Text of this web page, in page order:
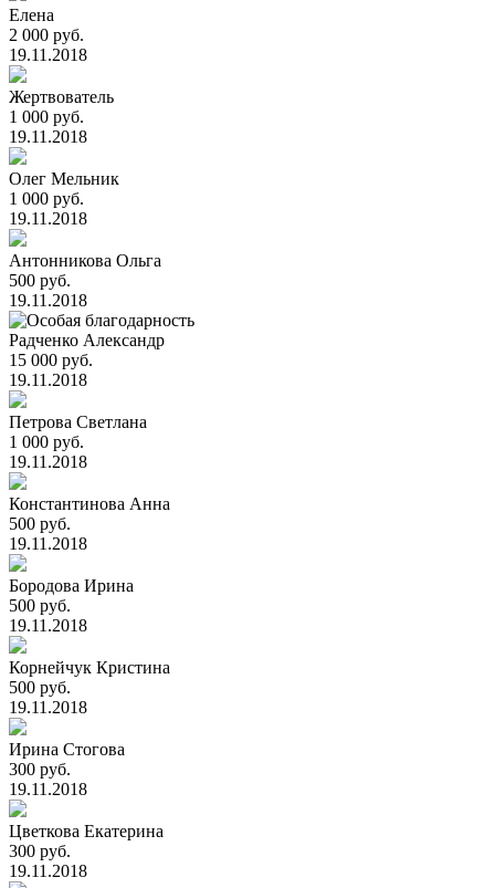
Елена
2 000 руб.
19.11.2018
Жертвователь
1 000 руб.
19.11.2018
Олег Мельник
1 000 руб.
19.11.2018
Антонникова Ольга
500 руб.
19.11.2018
Радченко Александр
15 000 руб.
19.11.2018
Петрова Светлана
1 000 руб.
19.11.2018
Константинова Анна
500 руб.
19.11.2018
Бородова Ирина
500 руб.
19.11.2018
Корнейчук Кристина
500 руб.
19.11.2018
Ирина Стогова
300 руб.
19.11.2018
Цветкова Екатерина
300 руб.
19.11.2018